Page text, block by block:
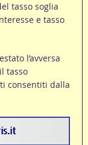
tasso soglia
e tasso
l’avversa
tasso
consentiti dalla